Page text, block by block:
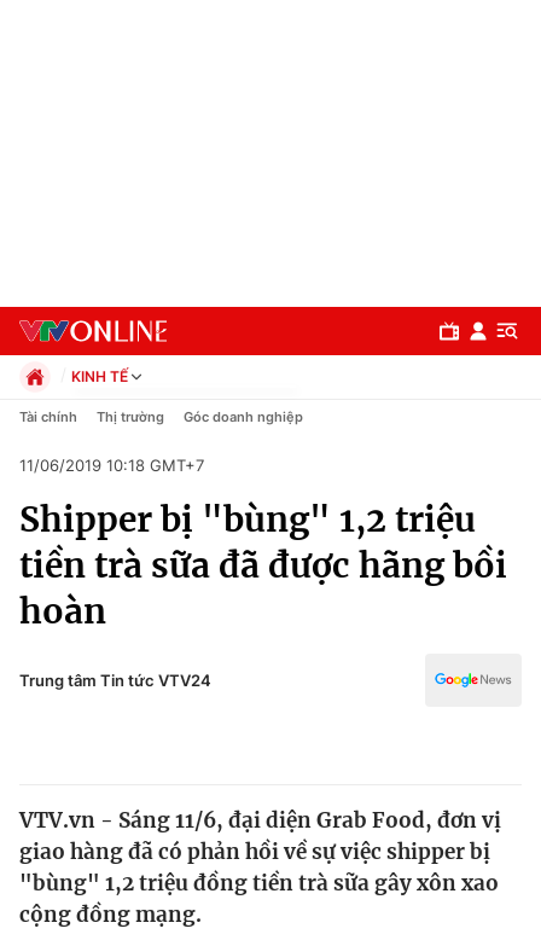
Chuyên mục
Chính trị
Xã hội
Pháp luật
Thế giới
Tin tức
Thế giới đó đây
Kinh tế
KINH TẾ
Chính trị
Pháp luật
Kinh tế
Thể thao
Truyền hình
Văn hóa - Giải trí
Tài chính Thị trường Góc doanh nghiệp
11/06/2019 10:18 GMT+7
Shipper bị "bùng" 1,2 triệu
tiền trà sữa đã được hãng bồi
hoàn
Trung tâm Tin tức VTV24
VTV.vn - Sáng 11/6, đại diện Grab Food, đơn vị
giao hàng đã có phản hồi về sự việc shipper bị
"bùng" 1,2 triệu đồng tiền trà sữa gây xôn xao
cộng đồng mạng.